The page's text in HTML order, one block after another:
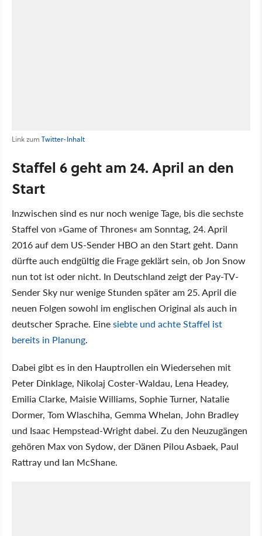
Link zum Twitter-Inhalt
Staffel 6 geht am 24. April an den
Start
Inzwischen sind es nur noch wenige Tage, bis die sechste
Staffel von »Game of Thrones« am Sonntag, 24. April
2016 auf dem US-Sender HBO an den Start geht. Dann
dürfte auch endgültig die Frage geklärt sein, ob Jon Snow
nun tot ist oder nicht. In Deutschland zeigt der Pay-TV-
Sender Sky nur wenige Stunden später am 25. April die
neuen Folgen sowohl im englischen Original als auch in
deutscher Sprache. Einesiebte und achte Staffel ist
bereits in Planung.
Dabei gibt es in den Hauptrollen ein Wiedersehen mit
Peter Dinklage, Nikolaj Coster-Waldau, Lena Headey,
Emilia Clarke, Maisie Williams, Sophie Turner, Natalie
Dormer, Tom Wlaschiha, Gemma Whelan, John Bradley
und Isaac Hempstead-Wright dabei. Zu den Neuzugängen
gehören Max von Sydow, der Dänen Pilou Asbaek, Paul
Rattray und Ian McShane.